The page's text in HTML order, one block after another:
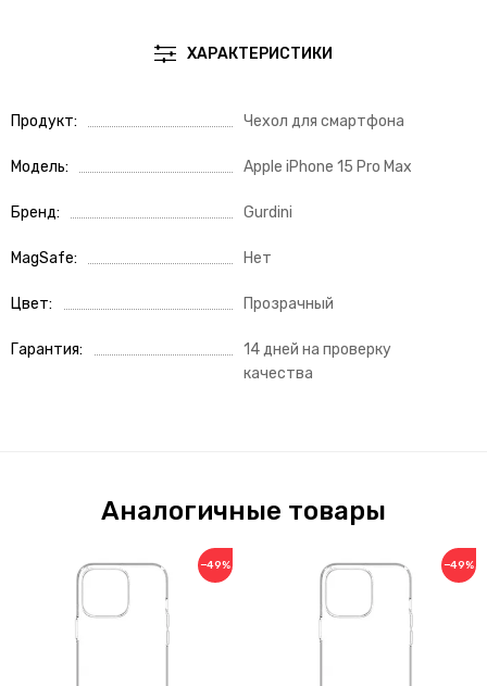
ХАРАКТЕРИСТИКИ
Продукт Чехол для смартфона
Модель Apple iPhone 15 Pro Max
Бренд Gurdini
MagSafe Нет
Цвет Прозрачный
Гарантия
14 дней на проверку
качества
Аналогичные товары
−49% −49%